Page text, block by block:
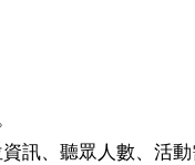
資訊、聽眾人數、活